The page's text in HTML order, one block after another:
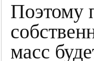
Поэтому
масс